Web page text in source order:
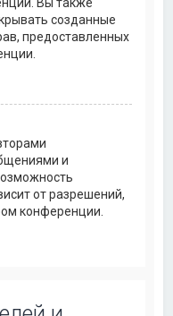
созданные
предоставленных
и
от разрешений,
конференции.